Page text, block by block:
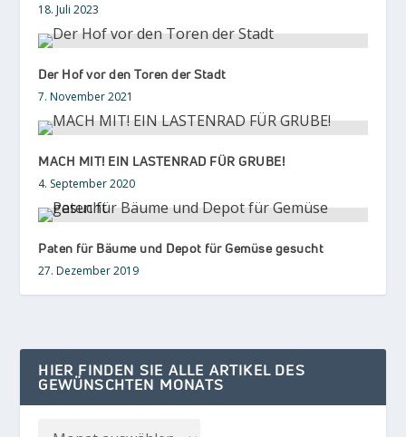
18. Juli 2023
Der Hof vor den Toren der Stadt
7. November 2021
MACH MIT! EIN LASTENRAD FÜR GRUBE!
4. September 2020
Paten für Bäume und Depot für Gemüse gesucht
27. Dezember 2019
HIER FINDEN SIE ALLE ARTIKEL DES
GEWÜNSCHTEN MONATS